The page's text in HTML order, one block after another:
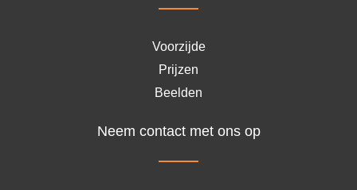
Voorzijde
Prijzen
Beelden
Neem contact met ons op